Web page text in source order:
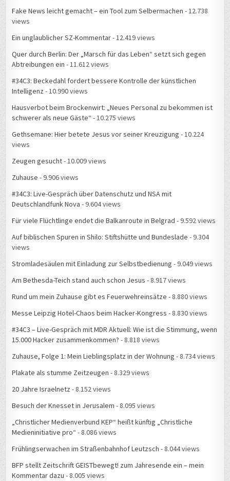
Fake News leicht gemacht – ein Tool zum Selbermachen - 12.738
views
Ein unglaublicher SZ-Kommentar- 12.419 views
Quer durch Berlin: Der „Marsch für das Leben“ setzt sich gegen
Abtreibungen ein - 11.612 views
#34C3: Beckedahl fordert bessere Kontrolle der künstlichen
Intelligenz - 10.990 views
Hausverbot beim Brockenwirt: „Neues Personal zu bekommen ist
schwerer als neue Gäste“ - 10.275 views
Gethsemane: Hier betete Jesus vor seiner Kreuzigung - 10.224
views
Zeugen gesucht- 10.009 views
Zuhause - 9.906 views
#34C3: Live-Gespräch über Datenschutz und NSA mit
Deutschlandfunk Nova - 9.604 views
Für viele Flüchtlinge endet die Balkanroute in Belgrad - 9.592 views
Auf biblischen Spuren in Shilo: Stiftshütte und Bundeslade - 9.304
views
Stromladesäulen mit Einladung zur Selbstbedienung - 9.049 views
Am Bethesda-Teich stand auch schon Jesus - 8.917 views
Rund um mein Zuhause gibt es Feuerwehreinsätze - 8.880 views
Messe Leipzig Hotel-Chaos beim Hacker-Kongress - 8.830 views
#34C3 – Live-Gespräch mit MDR Aktuell: Wie ist die Stimmung, wenn
15.000 Hacker zusammenkommen? - 8.818 views
Zuhause, Folge 1: Mein Lieblingsplatz in der Wohnung - 8.734 views
Plakate als stumme Zeitzeugen - 8.329 views
20 Jahre Israelnetz - 8.152 views
Besuch der Knesset in Jerusalem - 8.095 views
„Christlicher Medienverbund KEP“ heißt künftig „Christliche
Medieninitiative pro“ - 8.086 views
Frühlingserwachen im Straßenbahnhof Leutzsch - 8.044 views
BFP stellt Zeitschrift GEISTbewegt! zum Jahresende ein – mein
Kommentar dazu - 8.005 views